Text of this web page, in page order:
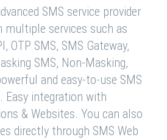
SMS service provider
multiple services such as
OTP SMS, SMS Gateway,
SMS, Non-Masking,
and easy-to-use SMS
Easy integration with
& Websites. You can also
directly through SMS Web